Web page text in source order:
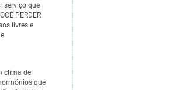
serviço que
PERDER
livres e
clima de
que